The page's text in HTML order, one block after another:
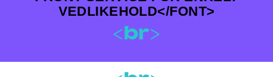
VEDLIKEHOLD</FONT>
<br>